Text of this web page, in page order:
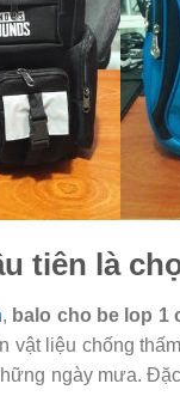
tiên là
, balo cho be lop 1
vật liệu chống
ngày mưa.